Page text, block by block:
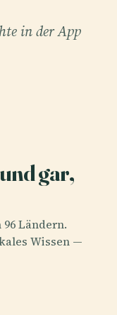
in der App
gar,
Ländern.
Wissen —